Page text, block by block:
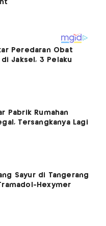
Peredaran Obat
Jaksel, 3 Pelaku
Pabrik Rumahan
Tersangkanya Lagi
Sayur di Tangerang
Hexymer